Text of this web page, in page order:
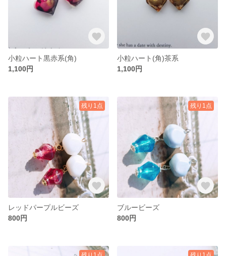
小粒ハート黒赤系(角)
1,100円
小粒ハート(角)茶系
1,100円
残り1点
レッドパープルビーズ
800円
残り1点
ブルービーズ
800円